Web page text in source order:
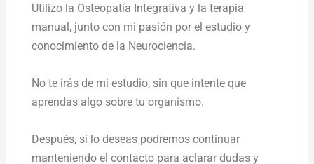
Utilizo la Osteopatía Integrativa y la terapia
manual, junto con mi pasión por el estudio y
conocimiento de la Neurociencia.
No te irás de mi estudio, sin que intente que
aprendas algo sobre tu organismo.
Después, si lo deseas podremos continuar
manteniendo el contacto para aclarar dudas y